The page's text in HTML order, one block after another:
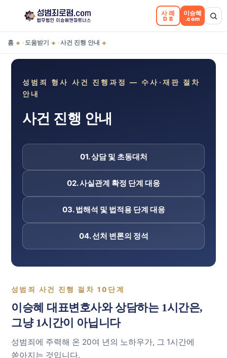
사례
DB
이승혜
.com
홈 + › 도움받기 + ›사건 진행 안내 +
성범죄 형사 사건 진행과정 — 수사·재판 절차
안내
사건 진행 안내
01. 상담 및 초동대처
02. 사실관계 확정 단계 대응
03. 법해석 및 법적용 단계 대응
04. 선처 변론의 정석
성범죄 사건 진행 절차 10단계
이승혜 대표변호사와 상담하는 1시간은,
그냥 1시간이 아닙니다
성범죄에 주력해 온 20여 년의 노하우가, 그 1시간에
쏟아지는 것입니다.